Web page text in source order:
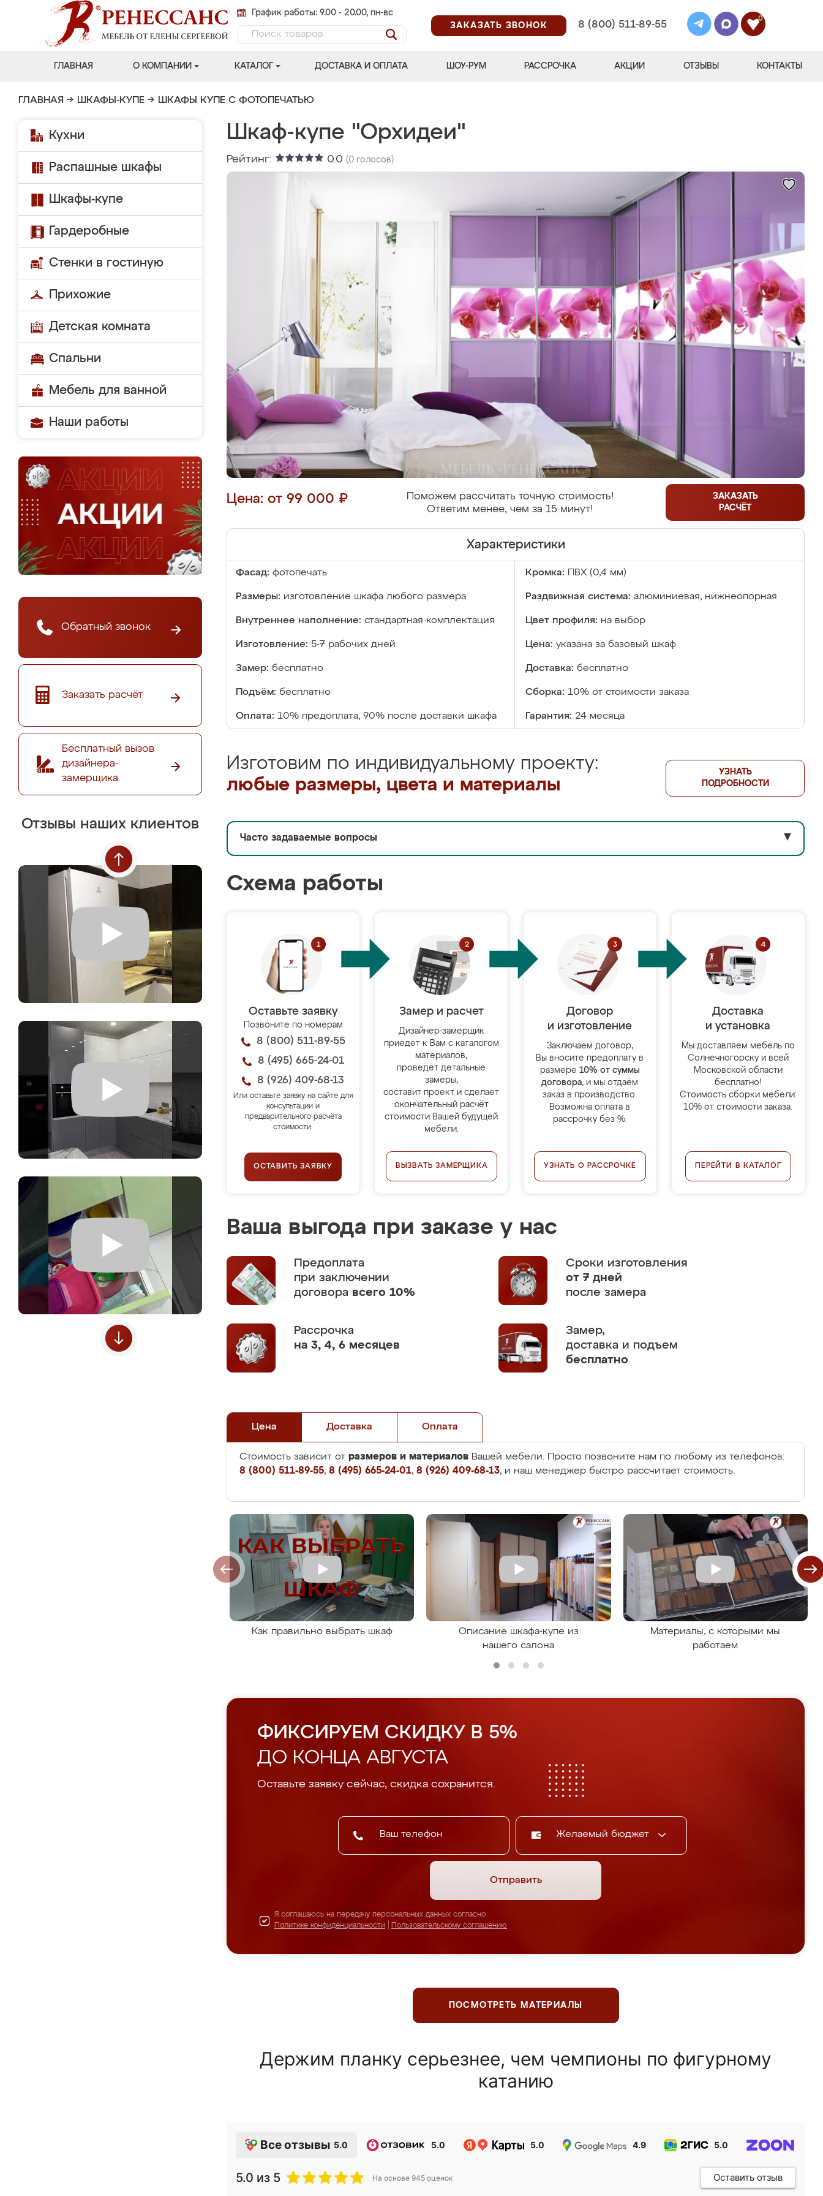
График работы: 9.00 - 20.00, пн-вс
ЗАКАЗАТЬ ЗВОНОК
8 (800) 511-89-55
0
ГЛАВНАЯ О КОМПАНИИ КАТАЛОГ ДОСТАВКА И ОПЛАТА ШОУ-РУМ РАССРОЧКА АКЦИИ ОТЗЫВЫ КОНТАКТЫ
ГЛАВНАЯ → ШКАФЫ-КУПЕ → ШКАФЫ КУПЕ С ФОТОПЕЧАТЬЮ
Кухни
Распашные шкафы
Шкафы-купе
Гардеробные
Стенки в гостиную
Прихожие
Детская комната
Спальни
Мебель для ванной
Наши работы
Обратный звонок
Заказать расчёт
Бесплатный вызов
дизайнера-
замерщика
Отзывы наших клиентов
Шкаф-купе "Орхидеи"
Рейтинг: 0.0 (0 голосов)
Цена: от 99 000 ₽
Поможем рассчитать точную стоимость!
Ответим менее, чем за 15 минут!
ЗАКАЗАТЬ
РАСЧЁТ
Характеристики
Фасад: фотопечать Кромка: ПВХ (0,4 мм)
Размеры: изготовление шкафа любого размера Раздвижная система: алюминиевая, нижнеопорная
Внутреннее наполнение: стандартная комплектация Цвет профиля: на выбор
Изготовление: 5-7 рабочих дней Цена: указана за базовый шкаф
Замер: бесплатно Доставка: бесплатно
Подъём: бесплатно Сборка: 10% от стоимости заказа
Оплата: 10% предоплата, 90% после доставки шкафа Гарантия: 24 месяца
Изготовим по индивидуальному проекту:
любые размеры, цвета и материалы
УЗНАТЬ
ПОДРОБНОСТИ
Часто задаваемые вопросы ▼
Схема работы
Оставьте заявку
Позвоните по номерам
8 (800) 511-89-55
8 (495) 665-24-01
8 (926) 409-68-13
Или оставьте заявку на сайте для
консультации и
предварительного расчёта
стоимости.
ОСТАВИТЬ ЗАЯВКУ
Замер и расчет
Дизайнер-замерщик
приедет к Вам с каталогом
материалов,
проведёт детальные
замеры,
составит проект и сделает
окончательный расчёт
стоимости Вашей будущей
мебели.
ВЫЗВАТЬ ЗАМЕРЩИКА
Договор
и изготовление
Заключаем договор,
Вы вносите предоплату в
размере 10% от суммы
договора, и мы отдаём
заказ в производство.
Возможна оплата в
рассрочку без %.
УЗНАТЬ О РАССРОЧКЕ
Доставка
и установка
Мы доставляем мебель по
Солнечногорску и всей
Московской области
бесплатно!
Стоимость сборки мебели:
10% от стоимости заказа.
ПЕРЕЙТИ В КАТАЛОГ
Ваша выгода при заказе у нас
Предоплата
при заключении
договора всего 10%
Сроки изготовления
от 7 дней
после замера
Рассрочка
на 3, 4, 6 месяцев
Замер,
доставка и подъем
бесплатно
Цена Доставка Оплата
Стоимость зависит от размеров и материалов Вашей мебели. Просто позвоните нам по любому из телефонов:
8 (800) 511-89-55, 8 (495) 665-24-01, 8 (926) 409-68-13, и наш менеджер быстро рассчитает стоимость.
Как правильно выбрать шкаф
Описание шкафа-купе из
нашего салона
Материалы, с которыми мы
работаем
ФИКСИРУЕМ СКИДКУ В 5%
ДО КОНЦА АВГУСТА
Оставьте заявку сейчас, скидка сохранится.
Желаемый бюджет
Отправить
Я соглашаюсь на передачу персональных данных согласно
Политике конфиденциальности
Пользовательскому соглашению
ПОСМОТРЕТЬ МАТЕРИАЛЫ
Держим планку серьезнее, чем чемпионы по фигурному
катанию
Все отзывы 5.0 5.0 5.0 4.9 5.0
5.0 из 5 На основе 945 оценок Оставить отзыв